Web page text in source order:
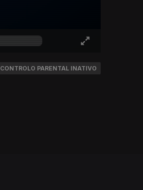
CONTROLO PARENTAL INATIVO